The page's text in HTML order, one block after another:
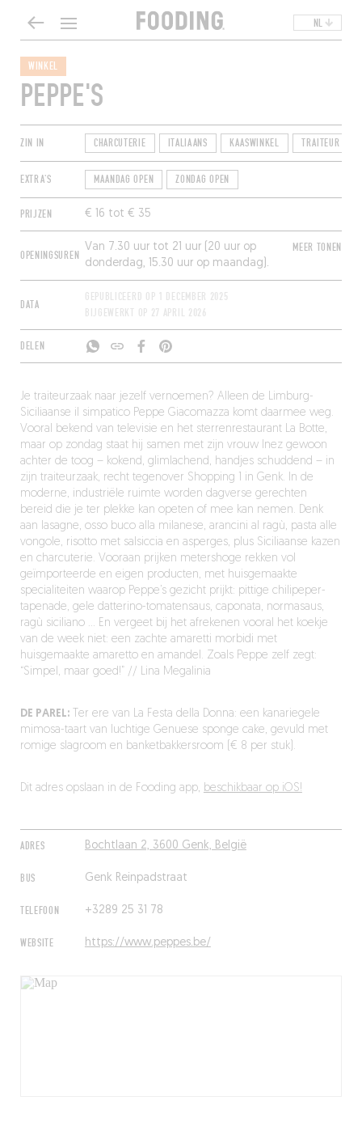
NL
WINKEL
PEPPE'S
ZIN IN CHARCUTERIE ITALIAANS KAASWINKEL TRAITEUR
EXTRA'S MAANDAG OPEN ZONDAG OPEN
PRIJZEN € 16 tot € 35
OPENINGSUREN
Van 7.30 uur tot 21 uur (20 uur op
donderdag, 15.30 uur op maandag).
Gesloten op dinsdag en woensdag.
MEER TONEN
DATA
GEPUBLICEERD OP
1 DECEMBER 2025
BIJGEWERKT OP 27 APRIL 2026
DELEN
ADRES Bochtlaan 2, 3600 Genk, België
BUS Genk Reinpadstraat
TELEFOON +3289 25 31 78
WEBSITE https://www.peppes.be/
Je traiteurzaak naar jezelf vernoemen? Alleen de Limburg-
Siciliaanse il simpatico Peppe Giacomazza komt daarmee weg.
Vooral bekend van televisie en het sterrenrestaurant La Botte,
maar op zondag staat hij samen met zijn vrouw Inez gewoon
achter de toog – kokend, glimlachend, handjes schuddend – in
zijn traiteurzaak, recht tegenover Shopping 1 in Genk. In de
moderne, industriële ruimte worden dagverse gerechten
bereid die je ter plekke kan opeten of mee kan nemen. Denk
aan lasagne, osso buco alla milanese, arancini al ragù, pasta alle
vongole, risotto met salsiccia en asperges, plus Siciliaanse kazen
en charcuterie. Vooraan prijken metershoge rekken vol
geïmporteerde en eigen producten, met huisgemaakte
specialiteiten waarop Peppe’s gezicht prijkt: pittige chilipeper-
tapenade, gele datterino-tomatensaus, caponata, normasaus,
ragù siciliano … En vergeet bij het afrekenen vooral het koekje
van de week niet: een zachte amaretti morbidi met
huisgemaakte amaretto en amandel. Zoals Peppe zelf zegt:
“Simpel, maar goed!” // Lina Megalinia
DE PAREL:Ter ere van La Festa della Donna: een kanariegele
mimosa-taart van luchtige Genuese sponge cake, gevuld met
romige slagroom en banketbakkersroom (€ 8 per stuk).
Dit adres opslaan in de Fooding app, beschikbaar op iOS!